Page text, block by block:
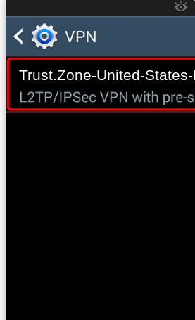
Trust.Zone-United-